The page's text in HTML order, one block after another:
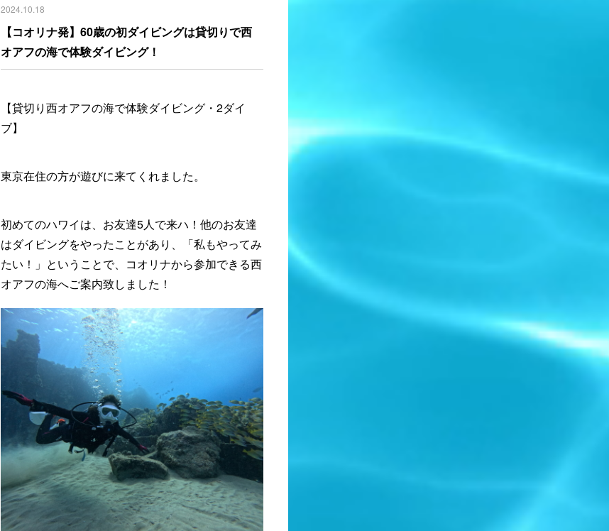
2024.10.18
【コオリナ発】60歳の初ダイビングは貸切りで西
オアフの海で体験ダイビング！
【貸切り西オアフの海で体験ダイビング・2ダイ
ブ】
東京在住の方が遊びに来てくれました。
初めてのハワイは、お友達5人で来ハ！他のお友達
はダイビングをやったことがあり、「私もやってみ
たい！」ということで、コオリナから参加できる西
オアフの海へご案内致しました！